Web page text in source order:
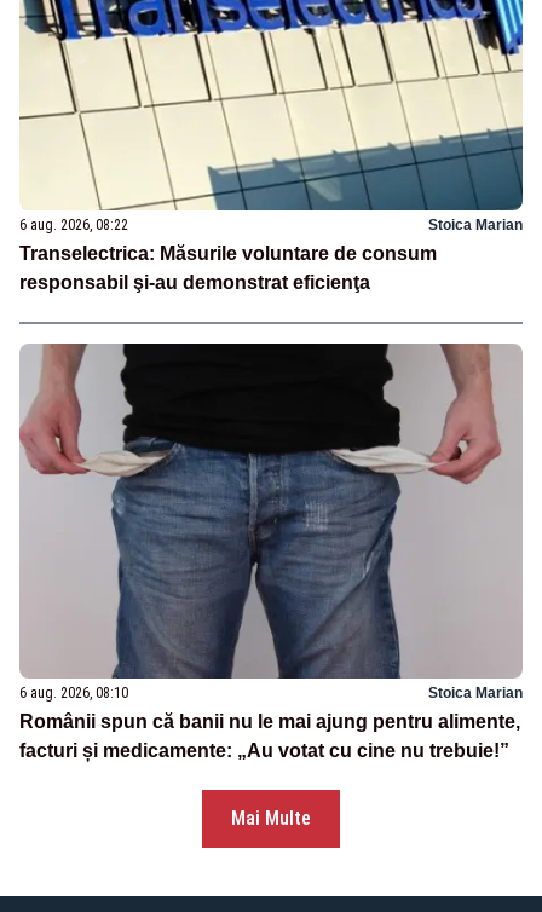
6 aug. 2026, 08:22 Stoica Marian
Transelectrica: Măsurile voluntare de consum
responsabil şi-au demonstrat eficienţa
6 aug. 2026, 08:10 Stoica Marian
Românii spun că banii nu le mai ajung pentru alimente,
facturi și medicamente: „Au votat cu cine nu trebuie!”
Mai Multe